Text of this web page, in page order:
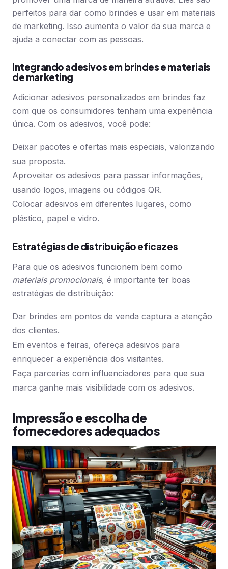
perfeitos para dar como brindes e usar em materiais
de marketing. Isso aumenta o valor da sua marca e
ajuda a conectar com as pessoas.
Integrando adesivos em brindes e materiais
de marketing
Adicionar adesivos personalizados em brindes faz
com que os consumidores tenham uma experiência
única. Com os adesivos, você pode:
Deixar pacotes e ofertas mais especiais, valorizando
sua proposta.
Aproveitar os adesivos para passar informações,
usando logos, imagens ou códigos QR.
Colocar adesivos em diferentes lugares, como
plástico, papel e vidro.
Estratégias de distribuição eficazes
Para que os adesivos funcionem bem como
materiais promocionais, é importante ter boas
estratégias de distribuição:
Dar brindes em pontos de venda captura a atenção
dos clientes.
Em eventos e feiras, ofereça adesivos para
enriquecer a experiência dos visitantes.
Faça parcerias com influenciadores para que sua
marca ganhe mais visibilidade com os adesivos.
Impressão e escolha de
fornecedores adequados